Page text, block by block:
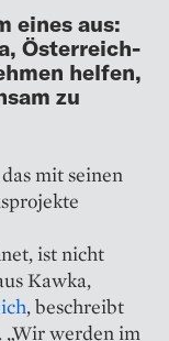
eines aus:
Österreich-
helfen,
zu
mit seinen
ist nicht
Kawka,
, beschreibt
„Wir werden im